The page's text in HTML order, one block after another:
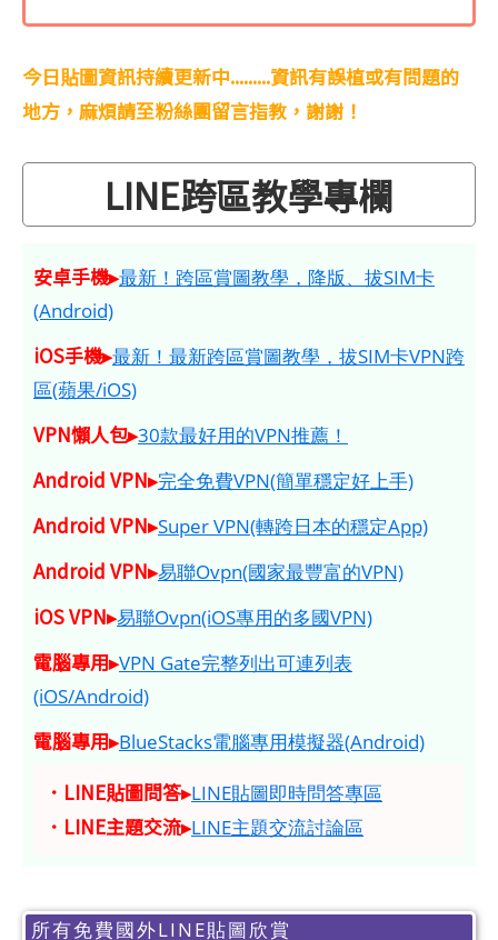
今日貼圖資訊持續更新中.........資訊有誤植或有問題的
地方，麻煩請至粉絲團留言指教，謝謝！
LINE跨區教學專欄
安卓手機▸最新！跨區賞圖教學，降版、拔SIM卡
(Android)
iOS手機▸最新！最新跨區賞圖教學，拔SIM卡VPN跨
區(蘋果/iOS)
VPN懶人包▸30款最好用的VPN推薦！
Android VPN▸完全免費VPN(簡單穩定好上手)
Android VPN▸Super VPN(轉跨日本的穩定App)
Android VPN▸易聯Ovpn(國家最豐富的VPN)
iOS VPN▸易聯Ovpn(iOS專用的多國VPN)
電腦專用▸VPN Gate完整列出可連列表
(iOS/Android)
電腦專用▸BlueStacks電腦專用模擬器(Android)
．LINE貼圖問答▸LINE貼圖即時問答專區
．LINE主題交流▸LINE主題交流討論區
所有免費國外LINE貼圖欣賞